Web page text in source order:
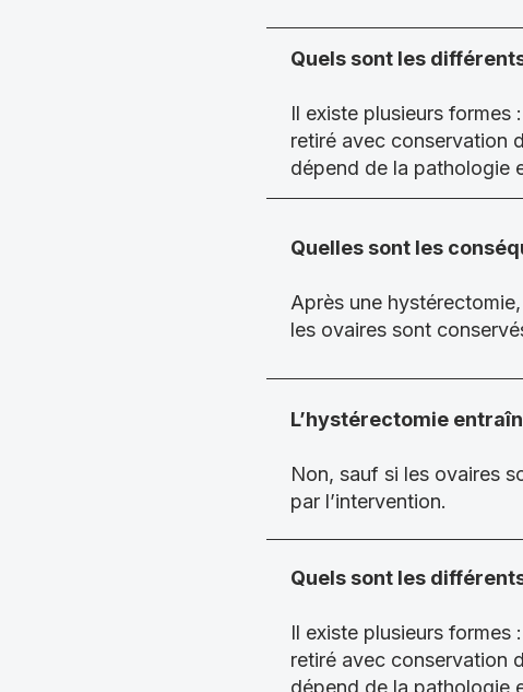
Quels sont les
Il existe plusieurs
retiré avec conservation
dépend de la pathologie
Quelles sont les
Après une
les ovaires sont
L’hystérectomie
Non, sauf si les ovaires
par l’intervention.
Quels sont les
Il existe plusieurs
retiré avec conservation
dépend de la pathologie